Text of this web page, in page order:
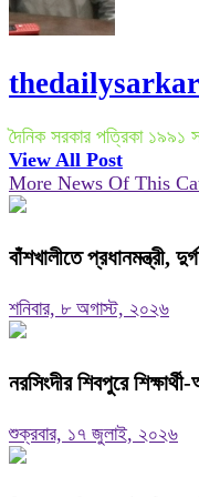
thedailysarkar
দৈনিক সরকার পত্রিকা ১৯৯১
View All Post
More News Of This
বাঁশখালীতে প্রধানমন্ত্রী,
শনিবার, ৮ অগাস্ট, ২০২৬
নরসিংদীর শিবপুরে
শুক্রবার, ১৭ জুলাই, ২০২৬